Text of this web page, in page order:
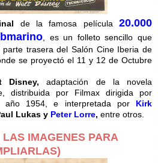
de la famosa película 20.000
, es un folleto sencillo que
trasera del Salón Cine Iberia de
se proyectó el 11 y 12 de Octubre
Disney, adaptación de la novela
distribuida por Filmax dirigida por
1954, e interpretada por Kirk
Lukas y Peter Lorre, entre otros.
LAS IMAGENES PARA